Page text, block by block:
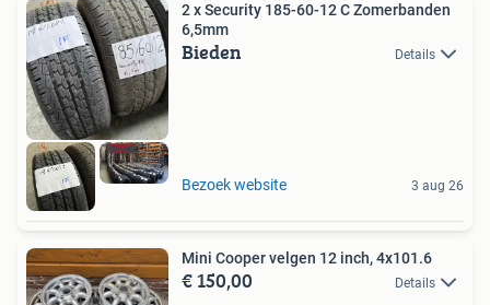
2 x Security 185-60-12 C Zomerbanden
6,5mm
Bieden Details
Bezoek website 3 aug 26
Mini Cooper velgen 12 inch, 4x101.6
€ 150,00 Details